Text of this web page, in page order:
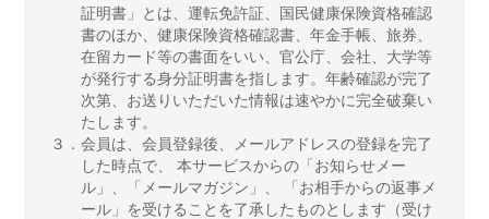
証明書」とは、運転免許証、国民健康保険資格確認
書のほか、健康保険資格確認書、年金手帳、旅券、
在留カード等の書面をいい、官公庁、会社、大学等
が発行する身分証明書を指します。年齢確認が完了
次第、お送りいただいた情報は速やかに完全破棄い
たします。
３．会員は、会員登録後、メールアドレスの登録を完了
した時点で、 本サービスからの「お知らせメー
ル」、「メールマガジン」、 「お相手からの返事メ
ール」を受けることを了承したものとします（受け